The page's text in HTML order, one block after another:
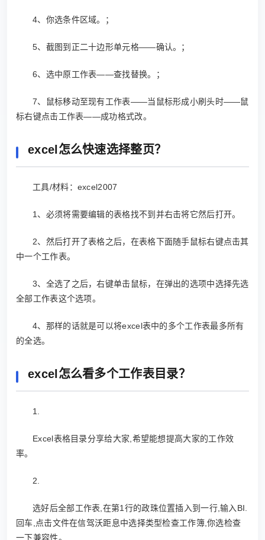
4、你选条件区域。；
5、截图到正二十边形单元格——确认。；
6、选中原工作表——查找替换。；
7、鼠标移动至现有工作表——当鼠标形成小刷头时——鼠
标右键点击工作表——成功格式改。
excel怎么快速选择整页？
工具/材料：excel2007
1、必须将需要编辑的表格找不到并右击将它然后打开。
2、然后打开了表格之后，在表格下面随手鼠标右键点击其
中一个工作表。
3、全选了之后，右键单击鼠标，在弹出的选项中选择先选
全部工作表这个选项。
4、那样的话就是可以将excel表中的多个工作表最多所有
的全选。
excel怎么看多个工作表目录？
1.
Excel表格目录分享给大家,希望能想提高大家的工作效
率。
2.
选好后全部工作表,在第1行的政珠位置插入到一行,输入BI.
回车,点击文件在信驾沃距息中选择类型检查工作簿,你选检查
一下兼容性。